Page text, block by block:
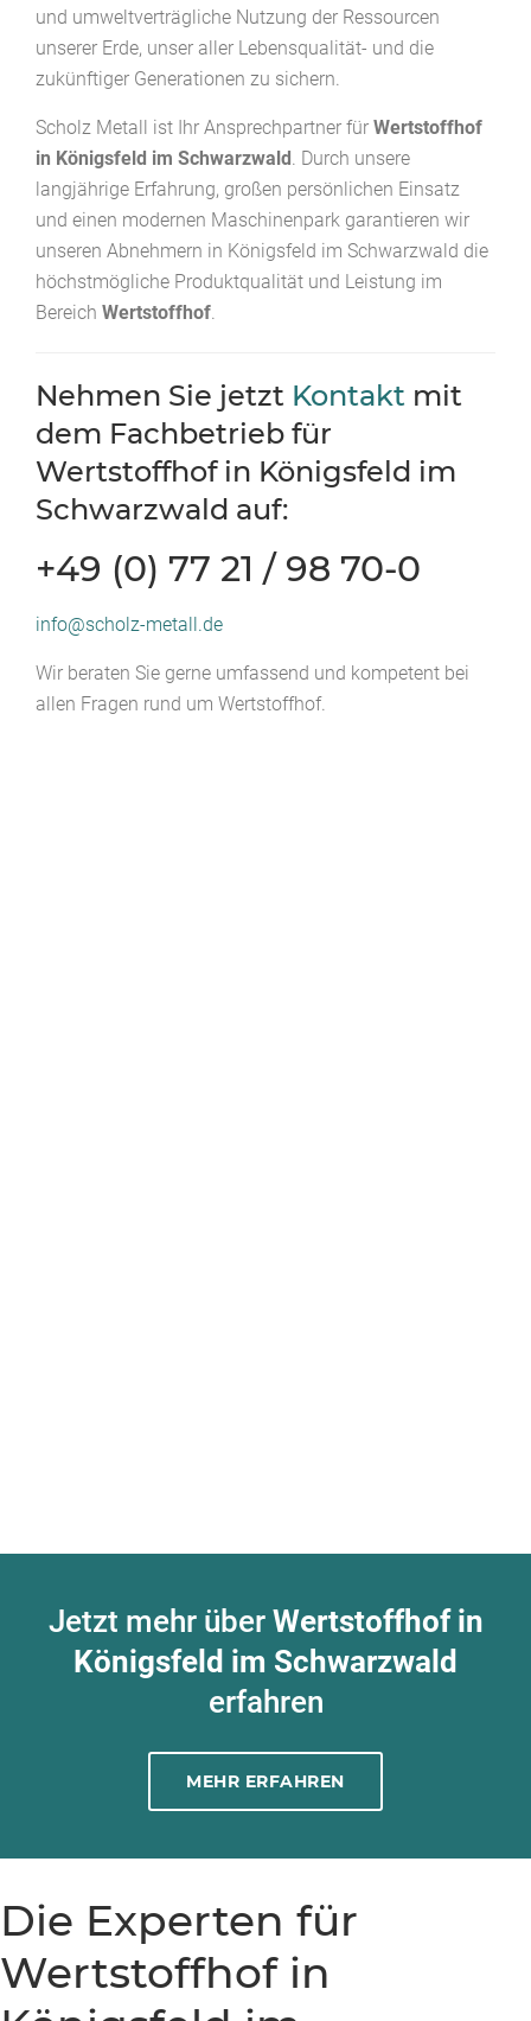
und umweltverträgliche Nutzung der Ressourcen
unserer Erde, unser aller Lebensqualität- und die
zukünftiger Generationen zu sichern.
Scholz Metall ist Ihr Ansprechpartner für Wertstoffhof
in Königsfeld im Schwarzwald. Durch unsere
langjährige Erfahrung, großen persönlichen Einsatz
und einen modernen Maschinenpark garantieren wir
unseren Abnehmern in Königsfeld im Schwarzwald die
höchstmögliche Produktqualität und Leistung im
Bereich Wertstoffhof.
Nehmen Sie jetzt Kontakt mit
dem Fachbetrieb für
Wertstoffhof in Königsfeld im
Schwarzwald auf:
+49 (0) 77 21 / 98 70-0
info@scholz-metall.de
Wir beraten Sie gerne umfassend und kompetent bei
allen Fragen rund um Wertstoffhof.
Jetzt mehr über Wertstoffhof in
Königsfeld im Schwarzwald
erfahren
MEHR ERFAHREN
Die Experten für
Wertstoffhof in